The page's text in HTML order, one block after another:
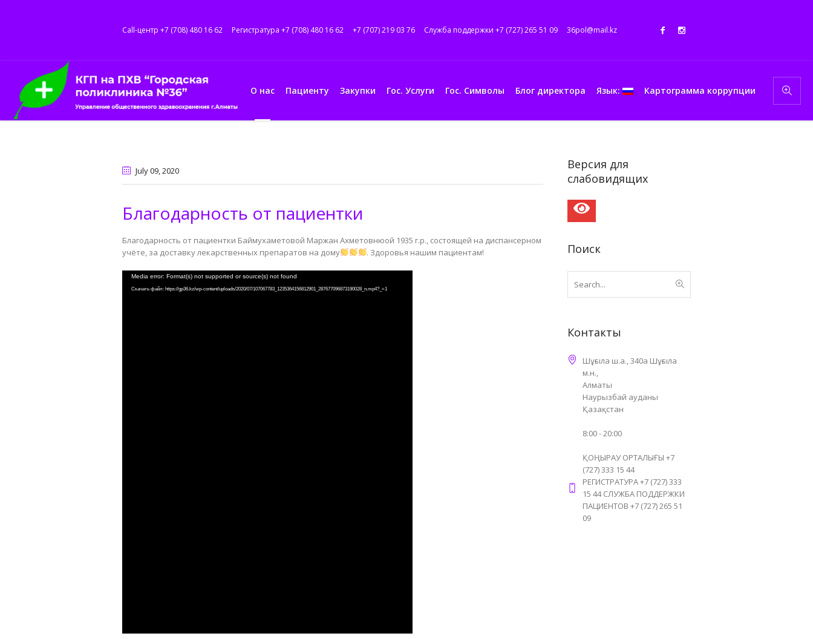
Call-центр +7 (708) 480 16 62 Регистратура +7 (708) 480 16 62 +7 (707) 219 03 76 Служба поддержки +7 (727) 265 51 09 36pol@mail.kz
О нас Пациенту Закупки Гос. Услуги Гос. Символы Блог директора Язык: Картограмма коррупции
July 09, 2020
Благодарность от пациентки
Благодарность от пациентки Баймухаметовой Маржан Ахметовнюой 1935 г.р., состоящей на диспансерном
учёте, за доставку лекарственных препаратов на дому
. Здоровья нашим пациентам!
Видеоплеер
Media error: Format(s) not supported or source(s) not found
Скачать файл: https://gp36.kz/wp-content/uploads/2020/07/107067783_1235364156812901_287677096873190028_n.mp4?_=1
Версия для
слабовидящих
Поиск
Контакты
Шұғыла ш.а., 340а Шұғыла
м.н.,
Алматы
Наурызбай ауданы
Қазақстан
8:00 - 20:00
ҚОҢЫРАУ ОРТАЛЫҒЫ +7
(727) 333 15 44
РЕГИСТРАТУРА +7 (727) 333
15 44 СЛУЖБА ПОДДЕРЖКИ
ПАЦИЕНТОВ +7 (727) 265 51
09